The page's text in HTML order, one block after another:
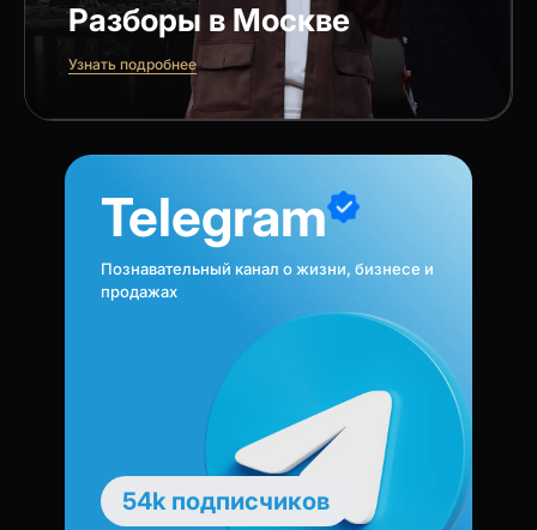
Разборы в Москве
Узнать подробнее
Telegram
Познавательный канал о жизни, бизнесе и
продажах
54k подписчиков